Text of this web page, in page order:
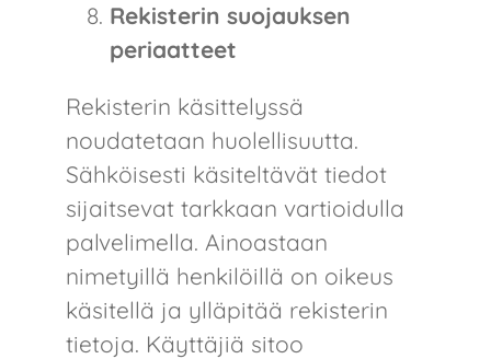
Rekisterin suojauksen
periaatteet
Rekisterin käsittelyssä
noudatetaan huolellisuutta.
Sähköisesti käsiteltävät tiedot
sijaitsevat tarkkaan vartioidulla
palvelimella. Ainoastaan
nimetyillä henkilöillä on oikeus
käsitellä ja ylläpitää rekisterin
tietoja. Käyttäjiä sitoo